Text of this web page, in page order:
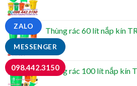
Thùng rác 60 lít nắp kín
Thùng rác 100 lít nắp kín
MESSENGER
ZALO
098.442.3150